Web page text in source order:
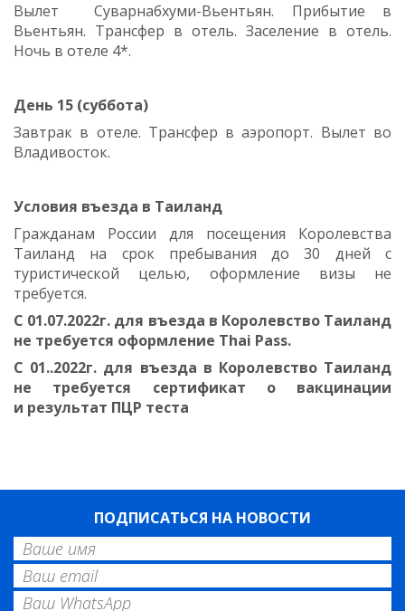
Вылет Суварнабхуми-Вьентьян. Прибытие в
Вьентьян. Трансфер в отель. Заселение в отель.
Ночь в отеле 4*.
День 15 (суббота)
Завтрак в отеле. Трансфер в аэропорт. Вылет во
Владивосток.
Условия въезда в Таиланд
Гражданам России для посещения Королевства
Таиланд на срок пребывания до 30 дней с
туристической целью, оформление визы не
требуется.
С 01.07.2022г. для въезда в Королевство Таиланд
не требуется оформление Thai Pass.
С 01..2022г. для въезда в Королевство Таиланд
не требуется сертификат о вакцинации
и результат ПЦР теста
ПОДПИСАТЬСЯ НА НОВОСТИ